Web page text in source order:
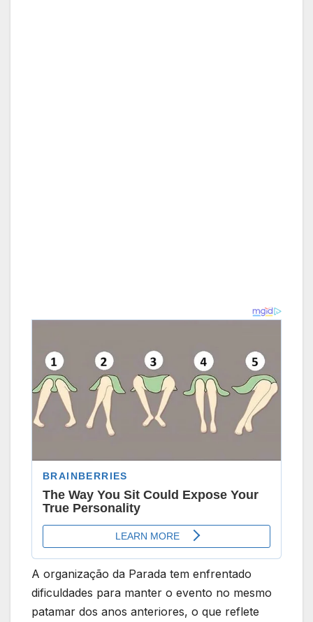
A organização da Parada tem enfrentado
dificuldades para manter o evento no mesmo
patamar dos anos anteriores, o que reflete